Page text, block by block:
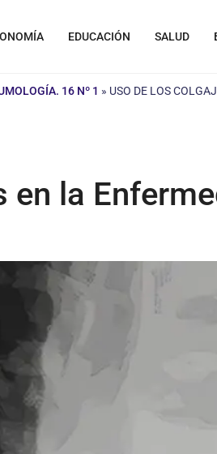
EDUCACIÓN SALUD
16 Nº 1 » USO DE LOS
la